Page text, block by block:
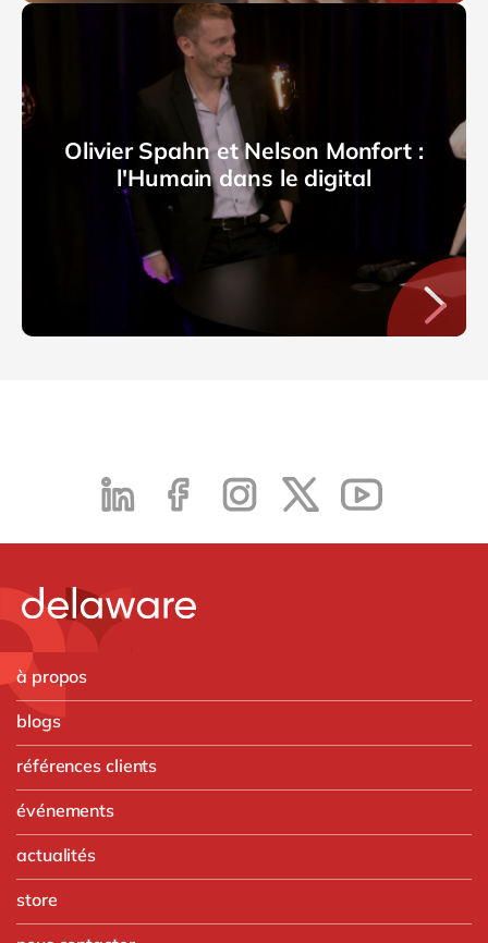
Olivier Spahn et Nelson Monfort :
l'Humain dans le digital
à propos
blogs
références clients
événements
actualités
store